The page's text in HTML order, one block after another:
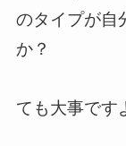
のタイプが自
知っ
ても大事です